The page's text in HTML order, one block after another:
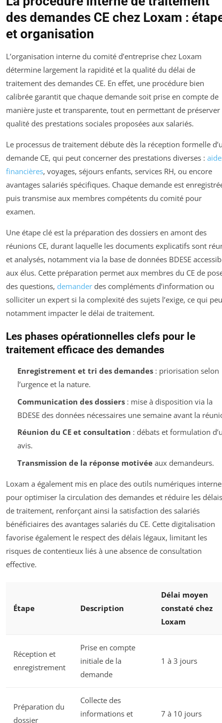
des demandes CE chez Loxam :
et organisation
L’organisation interne du comité d’entreprise chez Loxam
détermine largement la rapidité et la qualité du délai de
traitement des demandes CE. En effet, une procédure bien
calibrée garantit que chaque demande soit prise en compte de
manière juste et transparente, tout en permettant de préserver
qualité des prestations sociales proposées aux salariés.
Le processus de traitement débute dès la réception formelle
demande CE, qui peut concerner des prestations diverses :
financières, voyages, séjours enfants, services RH, ou encore
avantages salariés spécifiques. Chaque demande est
puis transmise aux membres compétents du comité pour
examen.
Une étape clé est la préparation des dossiers en amont des
réunions CE, durant laquelle les documents explicatifs sont
et analysés, notamment via la base de données BDESE
aux élus. Cette préparation permet aux membres du CE de
des questions, demander des compléments d’information ou
solliciter un expert si la complexité des sujets l’exige, ce qui
notamment impacter le délai de traitement.
Les phases opérationnelles clefs pour le
traitement efficace des demandes
Enregistrement et tri des demandes: priorisation selon
l’urgence et la nature.
Communication des dossiers: mise à disposition via la
BDESE des données nécessaires une semaine avant la
Réunion du CE et consultation : débats et formulation
avis.
Transmission de la réponse motivéeaux demandeurs.
Loxam a également mis en place des outils numériques
pour optimiser la circulation des demandes et réduire les délais
de traitement, renforçant ainsi la satisfaction des salariés
bénéficiaires des avantages salariés du CE. Cette digitalisation
favorise également le respect des délais légaux, limitant les
risques de contentieux liés à une absence de consultation
effective.
Étape Description
Délai moyen
constaté chez
Loxam
Réception et
enregistrement
Prise en compte
initiale de la
demande
1 à 3 jours
Préparation du
dossier
Collecte des
informations et
7 à 10 jours